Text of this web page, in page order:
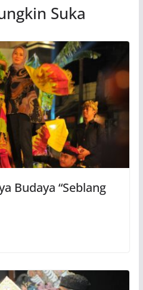
Suka
Budaya “Seblang